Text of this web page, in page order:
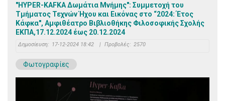
"HYPER-KAFKA Δωμάτια Μνήμης": Συμμετοχή του
Τμήματος Τεχνών Ήχου και Εικόνας στο “2024: Έτος
Κάφκα", Αμφιθέατρο Βιβλιοθήκης Φιλοσοφικής Σχολής
ΕΚΠΑ,17.12.2024 έως 20.12.2024
Δημοσίευση: 17-12-2024 18:42 | Προβολές: 2570
Φωτογραφίες